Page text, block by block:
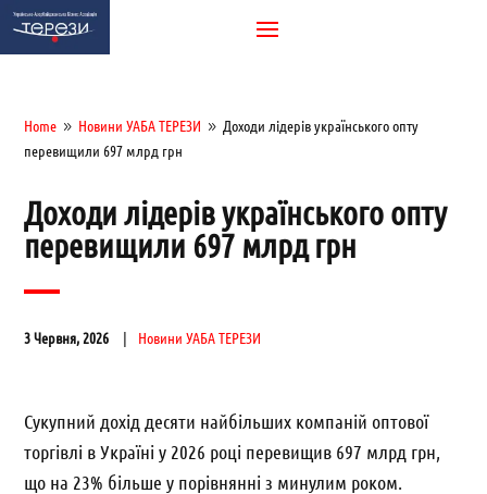
Home 9 Новини УАБА ТЕРЕЗИ 9 Доходи лідерів українського опту
перевищили 697 млрд грн
Доходи лідерів українського опту
перевищили 697 млрд грн
3 Червня, 2026 Новини УАБА ТЕРЕЗИ
Сукупний дохід десяти найбільших компаній оптової
торгівлі в Україні у 2026 році перевищив 697 млрд грн,
що на 23% більше у порівнянні з минулим роком.